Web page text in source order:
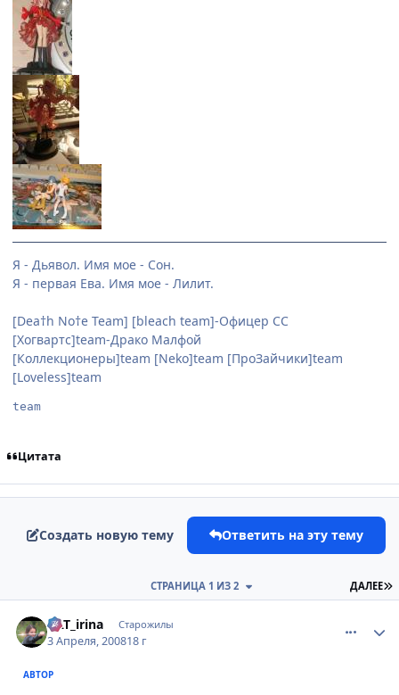
Я - Дьявол. Имя мое - Сон.
Я - первая Ева. Имя мое - Лилит.
[Dea†h No†e Team] [bleach team]-Офицер СС
[Хогвартс]team-Драко Малфой
[Коллекционеры]team [Neko]team [ПроЗайчики]team
[Loveless]team
team
Цитата
Создать новую тему Ответить на эту тему
ДАЛЕЕ
СТРАНИЦА 1 ИЗ 2
KAT_irina Старожилы
3 Апреля, 200818 г
АВТОР